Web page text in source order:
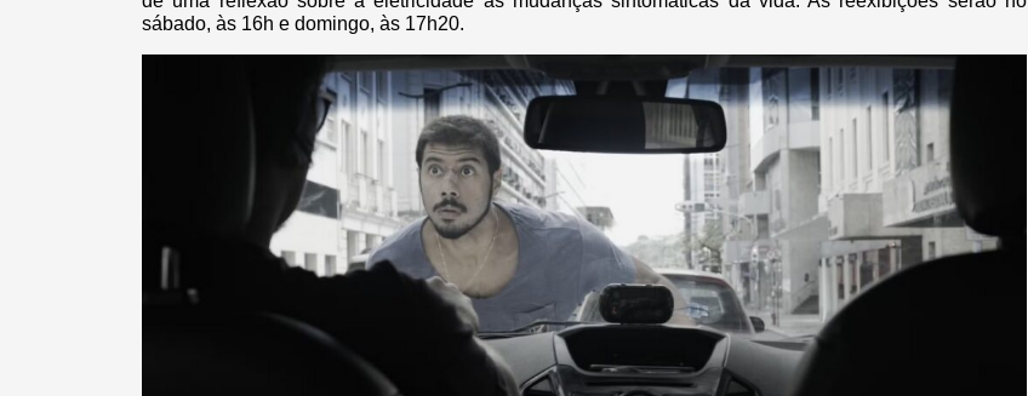
sábado, às 16h e domingo, às 17h20.